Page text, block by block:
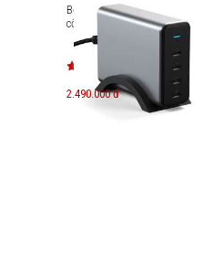
Bộ sạc GaN Satechi PD 165W 4
cổng USB-C ST-UC165GM-EU
2.490.000 đ